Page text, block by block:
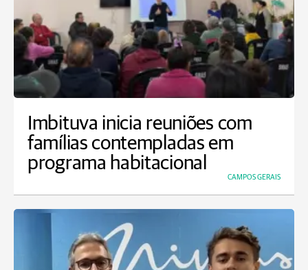
Imbituva inicia reuniões com
famílias contempladas em
programa habitacional
CAMPOS GERAIS